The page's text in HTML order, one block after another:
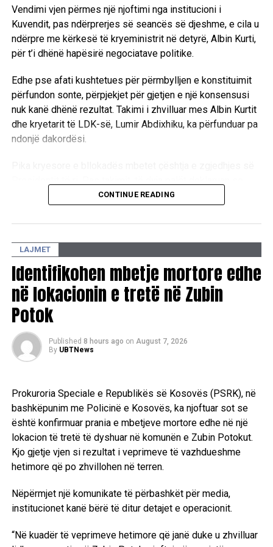
skenë pas një pauze trevjeçare në muzikë për të
përfunduar shërbimin e tyre të detyrueshëm ushtarak, dhe
do të jenë në mes të një turneu botëror prej 85 datash kur
të performojnë në finale.
Në mars, presidenti i FIFA-s, Gianni Infantino, deklaroi se
kjo shfaqje “do të jetë një moment historik për Kupën e
Botës, i denjë për ngjarjen më të madhe sportive në botë”.
Spektakli i pushimit mes pjesëve është kuruar nga lideri i
milionë funte) për fëmijët në mbarë botën. /BBC/
RELATED TOPICS:
UP NEXT
REL: SHBA-ja i jep dritën e gjelbër armatimit për
Kosovën me vlerë prej 14 milionë dollarësh
DON'T MISS
Kongresistët kërkojnë që ndërtesës në Ambasadën
amerikane në Kosovë t’i vihet emri i Engelit
Vendimi vjen përmes një njoftimi nga institucioni i
Kuvendit, pas ndërprerjes së seancës së djeshme, e cila u
ndërpre me kërkesë të kryeministrit në detyrë, Albin Kurti,
për t’i dhënë hapësirë negociatave politike.
Edhe pse afati kushtetues për përmbylljen e konstituimit
përfundon sonte, përpjekjet për gjetjen e një konsensusi
nuk kanë dhënë rezultat. Takimi i zhvilluar mes Albin Kurtit
dhe kryetarit të LDK-së, Lumir Abdixhiku, ka përfunduar pa
ndonjë dakordësi.
mbeten ende larg një marrëveshjeje politike, duke
përket qëndrimeve për pozitat shtetrore. /E.A/
CONTINUE READING
LAJMET
Identifikohen mbetje mortore edhe
në lokacionin e tretë në Zubin
Potok
Published 8 hours ago on August 7, 2026
By UBTNews
Prokuroria Speciale e Republikës së Kosovës (PSRK), në
bashkëpunim me Policinë e Kosovës, ka njoftuar sot se
është konfirmuar prania e mbetjeve mortore edhe në një
lokacion të tretë të dyshuar në komunën e Zubin Potokut.
Kjo gjetje vjen si rezultat i veprimeve të vazhdueshme
hetimore që po zhvillohen në terren.
Nëpërmjet një komunikate të përbashkët për media,
institucionet kanë bërë të ditur detajet e operacionit.
“Në kuadër të veprimeve hetimore që janë duke u zhvilluar